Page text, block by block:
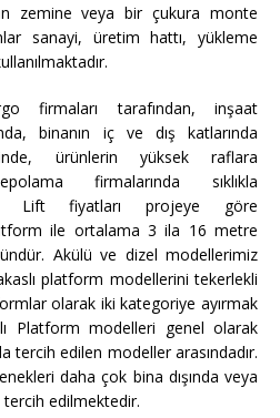
zemine veya bir çukura monte
sanayi, üretim hattı, yükleme
firmaları tarafından, inşaat
binanın iç ve dış katlarında
ürünlerin yüksek raflara
firmalarında sıklıkla
Lift fiyatları projeye göre
ile ortalama 3 ila 16 metre
Akülü ve dizel modellerimiz
platform modellerini tekerlekli
olarak iki kategoriye ayırmak
Platform modelleri genel olarak
tercih edilen modeller arasındadır.
daha çok bina dışında veya
edilmektedir.